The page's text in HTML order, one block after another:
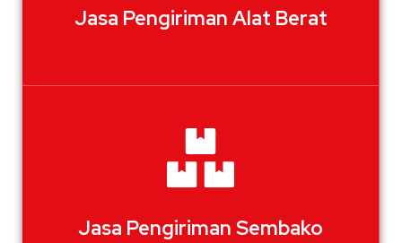
Jasa Pengiriman Alat Berat
Jasa Pengiriman Sembako